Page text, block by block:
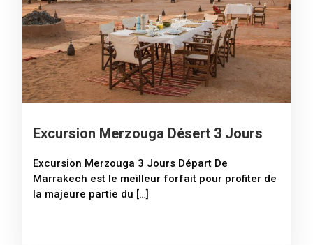
Excursion Merzouga Désert 3 Jours
Excursion Merzouga 3 Jours Départ De
Marrakech est le meilleur forfait pour profiter de
la majeure partie du […]